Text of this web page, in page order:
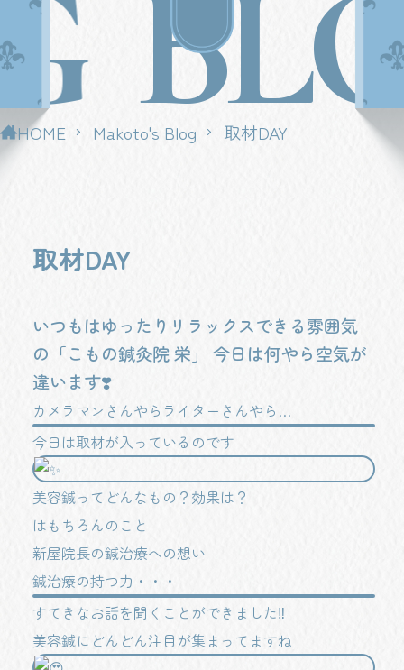
HOME Makoto's Blog 取材DAY
取材DAY
いつもはゆったりリラックスできる雰囲気
の「こもの鍼灸院 栄」 今日は何やら空気が
違います❣️
カメラマンさんやらライターさんやら…
今日は取材が入っているのです
美容鍼ってどんなもの？効果は？
はもちろんのこと
新屋院長の鍼治療への想い
鍼治療の持つ力・・・
すてきなお話を聞くことができました‼️
美容鍼にどんどん注目が集まってますね